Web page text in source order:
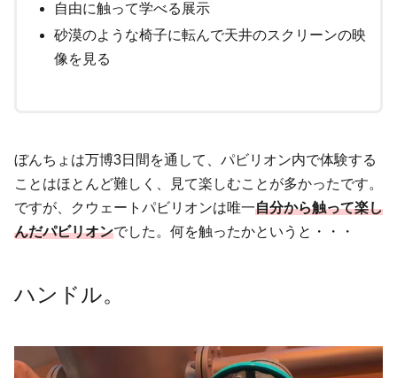
自由に触って学べる展示
砂漠のような椅子に転んで天井のスクリーンの映
像を見る
ぼんちょは万博3日間を通して、パビリオン内で体験する
ことはほとんど難しく、見て楽しむことが多かったです。
ですが、クウェートパビリオンは唯一自分から触って楽し
んだパビリオンでした。何を触ったかというと・・・
ハンドル。